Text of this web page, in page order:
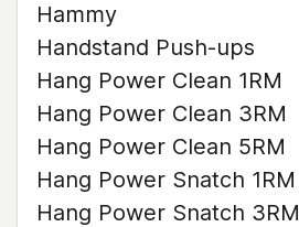
Hammy
Handstand Push-ups
Hang Power Clean 1RM
Hang Power Clean 3RM
Hang Power Clean 5RM
Hang Power Snatch 1RM
Hang Power Snatch 3RM